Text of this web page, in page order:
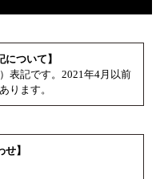
について】
表記です。2021年4月以前
ります。
せ】